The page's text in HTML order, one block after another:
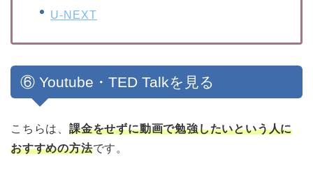
U-NEXT
⑥ Youtube・TED Talkを見る
こちらは、 課金をせずに動画で勉強したいという人に
おすすめの方法です。